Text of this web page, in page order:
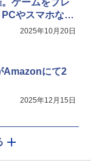
ゲームをプレ
やスマホなど
ス！2025年10月20日
Amazonにて2
2025年12月15日